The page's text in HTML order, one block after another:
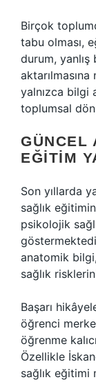
Birçok
tabu olması,
durum,
yalnızca bilgi
toplumsal
GÜNCEL
EĞITIM
Son yıllarda
sağlık
psikolojik
anatomik bilgi,
sağlık
Başarı
öğrenci
öğrenme
Özellikle
sağlık eğitimi